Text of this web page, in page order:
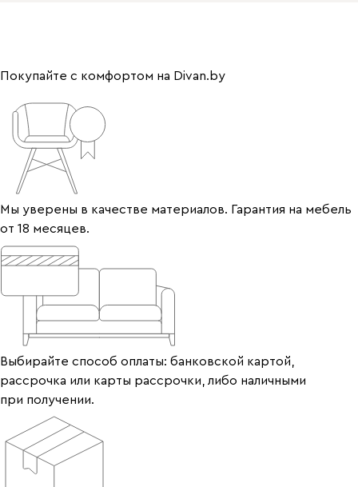
Покупайте с комфортом на Divan.by
Мы уверены в качестве материалов. Гарантия на мебель
от 18 месяцев.
Выбирайте способ оплаты: банковской картой,
рассрочка или карты рассрочки, либо наличными
при получении.